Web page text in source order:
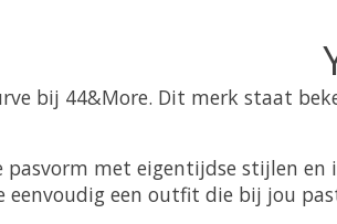
bij 44&More. Dit merk staat
pasvorm met eigentijdse stijlen
eenvoudig een outfit die bij jou